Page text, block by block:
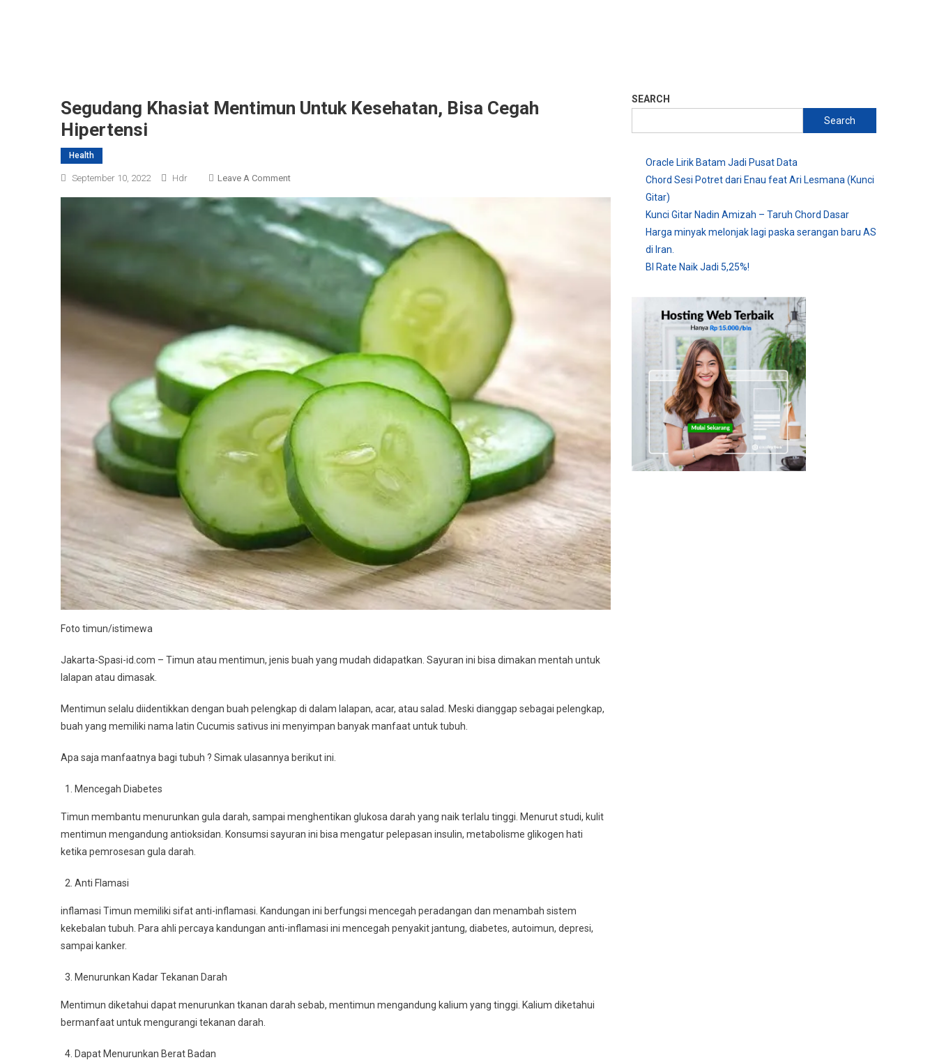
Segudang Khasiat Mentimun Untuk Kesehatan, Bisa Cegah
Hipertensi
Health
September 10, 2022 Hdr Leave A CommentOn
Khasiat
Mentimun
Untuk
Kesehatan,
Hipertensi
Foto timun/istimewa
Jakarta-Spasi-id.com – Timun atau mentimun, jenis buah yang mudah didapatkan. Sayuran ini bisa dimakan mentah untuk
lalapan atau dimasak.
Mentimun selalu diidentikkan dengan buah pelengkap di dalam lalapan, acar, atau salad. Meski dianggap sebagai pelengkap,
buah yang memiliki nama latin Cucumis sativus ini menyimpan banyak manfaat untuk tubuh.
Apa saja manfaatnya bagi tubuh ? Simak ulasannya berikut ini.
Mencegah Diabetes
Timun membantu menurunkan gula darah, sampai menghentikan glukosa darah yang naik terlalu tinggi. Menurut studi, kulit
mentimun mengandung antioksidan. Konsumsi sayuran ini bisa mengatur pelepasan insulin, metabolisme glikogen hati
ketika pemrosesan gula darah.
Anti Flamasi
inflamasi Timun memiliki sifat anti-inflamasi. Kandungan ini berfungsi mencegah peradangan dan menambah sistem
kekebalan tubuh. Para ahli percaya kandungan anti-inflamasi ini mencegah penyakit jantung, diabetes, autoimun, depresi,
sampai kanker.
Menurunkan Kadar Tekanan Darah
Mentimun diketahui dapat menurunkan tkanan darah sebab, mentimun mengandung kalium yang tinggi. Kalium diketahui
bermanfaat untuk mengurangi tekanan darah.
Dapat Menurunkan Berat Badan
SEARCH
Search
Oracle Lirik Batam Jadi Pusat Data
Chord Sesi Potret dari Enau feat Ari Lesmana (Kunci
Gitar)
Kunci Gitar Nadin Amizah – Taruh Chord Dasar
Harga minyak melonjak lagi paska serangan baru AS
di Iran.
BI Rate Naik Jadi 5,25%!